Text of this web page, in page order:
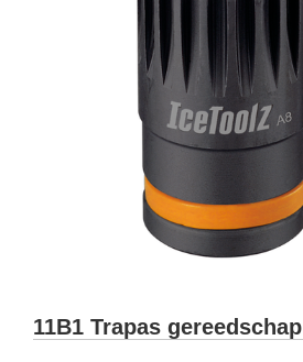
11B1 Trapas gereedschap